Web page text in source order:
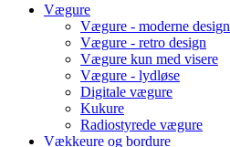
Vægure
Vægure - moderne design
Vægure - retro design
Vægure kun med visere
Vægure - lydløse
Digitale vægure
Kukure
Radiostyrede vægure
Vækkeure og bordure